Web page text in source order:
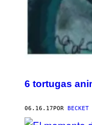
6 tortugas
06.16.17 POR BECKET